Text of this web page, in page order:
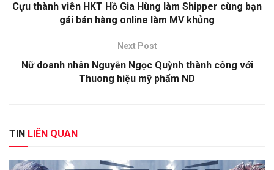
Cựu thành viên HKT Hồ Gia Hùng làm Shipper cùng bạn
gái bán hàng online làm MV khủng
Next Post
Nữ doanh nhân Nguyễn Ngọc Quỳnh thành công với
Thuong hiệu mỹ phẩm ND
TIN LIÊN QUAN